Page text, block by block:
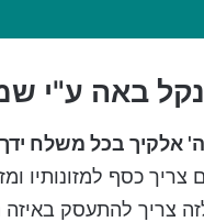
באה ע"י
אלקיך בכל משלח
כסף למזונותיו
צריך להתעסק